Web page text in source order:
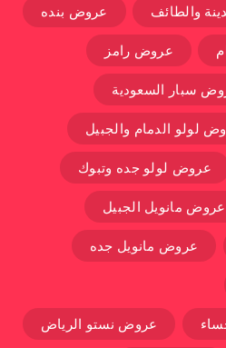
والطائف عروض بنده
عروض رامز
سبار السعودية
لولو الدمام والجبيل
عروض لولو جده وتبوك
عروض مانويل الجبيل
عروض مانويل جده
عروض نستو الرياض